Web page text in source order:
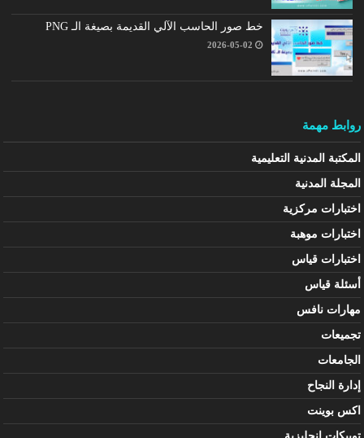
خط صور الحاسب الآلي القديمة بصيغة الـ PNG
2026-05-02
روابط مهمة
المكتبة المدنية التعليمية
المجلة المدنية
اختبارات مركزية
اختبارات موهبة
اختبارات قياس
أسئلة قياس
مهارات نافس
تجميعات
الجامعات
إدارة النجاح
اكس بوينت